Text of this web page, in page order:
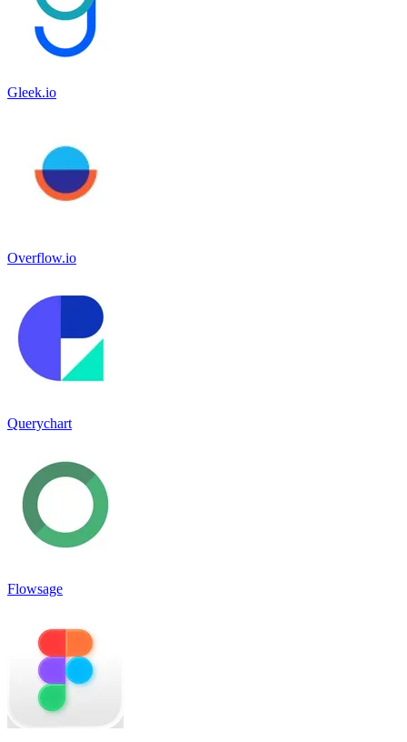
Gleek.io
Overflow.io
Querychart
Flowsage